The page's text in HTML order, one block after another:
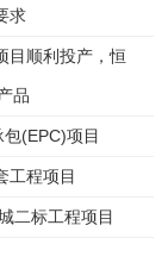
求
目顺利投产，恒
品
(EPC)项目
工程项目
二标工程项目